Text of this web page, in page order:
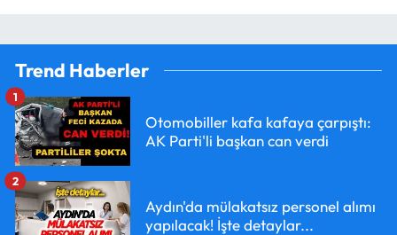
Trend Haberler
Otomobiller kafa kafaya çarpıştı:
AK Parti'li başkan can verdi
1
Aydın'da mülakatsız personel alımı
yapılacak! İşte detaylar...
2